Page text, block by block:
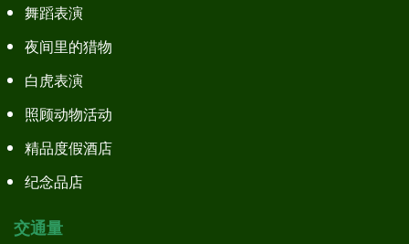
舞蹈表演
夜间里的猎物
白虎表演
照顾动物活动
精品度假酒店
纪念品店
交通量